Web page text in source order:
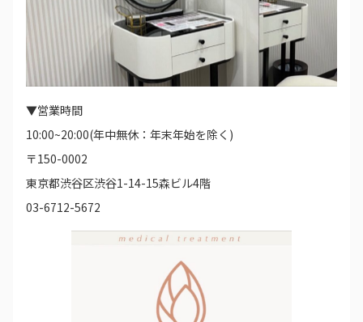
▼営業時間
10:00~20:00(年中無休：年末年始を除く)
〒150-0002
東京都渋谷区渋谷1-14-15森ビル4階
03-6712-5672